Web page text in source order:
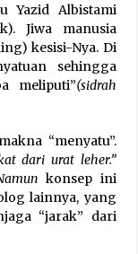
Yazid Albistami
Jiwa manusia
kesisi-Nya. Di
sehingga
meliputi”(sidrah
“menyatu”.
dari urat leher.”
konsep ini
lainnya, yang
“jarak” dari